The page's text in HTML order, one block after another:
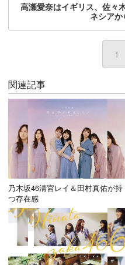
高瀬愛奈はイギリス、佐々
ネシア
1
関連記事
乃木坂46清宮レイ＆田村真佑が持
つ存在感